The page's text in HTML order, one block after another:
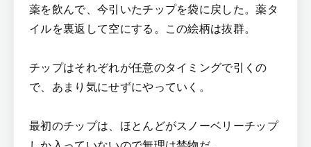
薬を飲んで、今引いたチップを袋に戻した。薬タ
イルを裏返して空にする。この絵柄は抜群。
チップはそれぞれが任意のタイミングで引くの
で、あまり気にせずにやっていく。
最初のチップは、ほとんどがスノーベリーチップ